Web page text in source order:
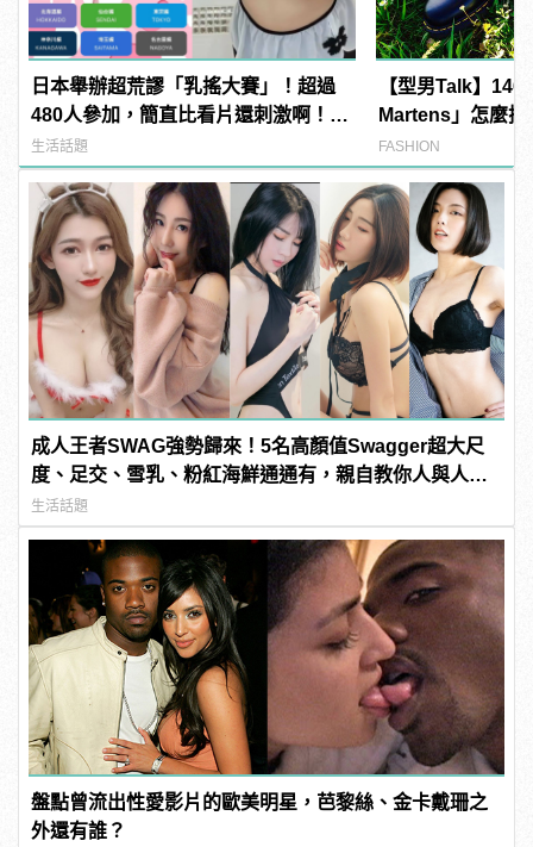
日本舉辦超荒謬「乳搖大賽」！超過
480人參加，簡直比看片還刺激啊！ |
manfashion這樣變型男
生活話題
【型男Talk】
Martens」怎麼搭
FASHION
成人王者SWAG強勢歸來！5名高顏值Swagger超大尺
度、足交、雪乳、粉紅海鮮通通有，親自教你人與人的
連結！ | manfashion這樣變型男
生活話題
盤點曾流出性愛影片的歐美明星，芭黎絲、金卡戴珊之
外還有誰？